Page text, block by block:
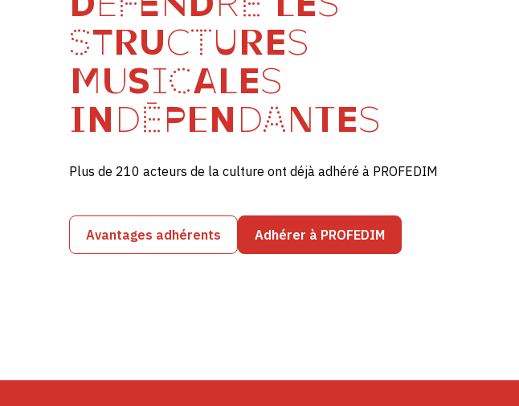
STRUCTURES
MUSICALES
INDÉPENDANTES
Plus de 210 acteurs de la culture ont déjà adhéré à PROFEDIM
Avantages adhérents Adhérer à PROFEDIM